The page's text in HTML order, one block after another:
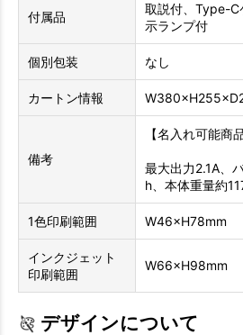
付属品
取説付、Type-C
示ランプ付
個別包装 なし
カートン情報
備考
【名入れ可能商品
最大出力2.1A、
h、本体重量約
1色印刷範囲 W46×H78mm
インクジェット
印刷範囲
W66×H98mm
デザインについて